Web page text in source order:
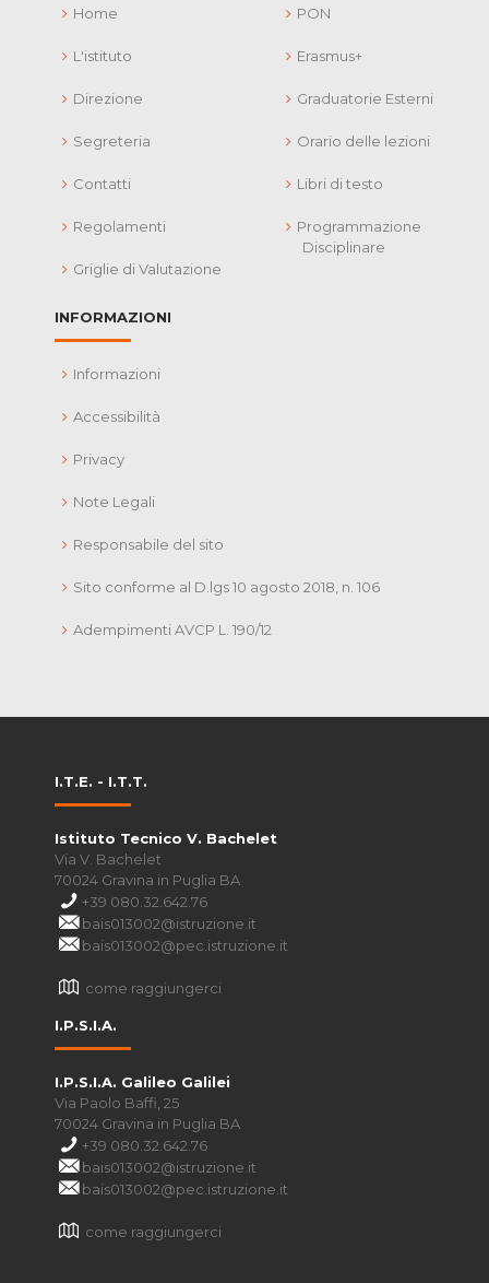
Home
L'istituto
Direzione
Segreteria
Contatti
Regolamenti
Griglie di Valutazione
PON
Erasmus+
Graduatorie Esterni
Orario delle lezioni
Libri di testo
Programmazione
Disciplinare
INFORMAZIONI
Informazioni
Accessibilità
Privacy
Note Legali
Responsabile del sito
Sito conforme al D.lgs 10 agosto 2018, n. 106
Adempimenti AVCP L. 190/12
I.T.E. - I.T.T.
Istituto Tecnico V. Bachelet
Via V. Bachelet
70024 Gravina in Puglia BA
+39 080.32.642.76
bais013002@istruzione.it
bais013002@pec.istruzione.it
come raggiungerci
I.P.S.I.A.
I.P.S.I.A. Galileo Galilei
Via Paolo Baffi, 25
70024 Gravina in Puglia BA
+39 080.32.642.76
bais013002@istruzione.it
bais013002@pec.istruzione.it
come raggiungerci